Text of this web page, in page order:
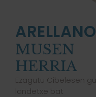
MUSEN
HERRIA
Ezagutu Cibelesen
landetxe bat